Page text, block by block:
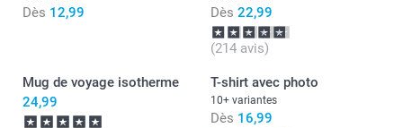
Dès 12,99 Dès 22,99
(214 avis)
Mug de voyage isotherme
24,99
T-shirt avec photo
10+ variantes
Dès 16,99